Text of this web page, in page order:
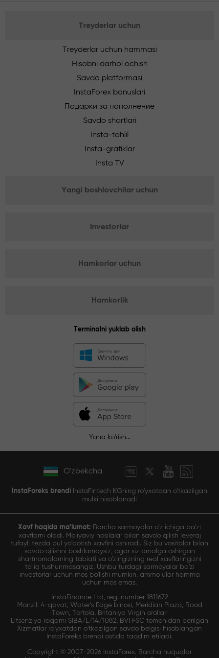
Treyderlar uchun
Treyderlar uchun hammasi
Hisobni darhol ochish
Savdo platformasi
InstaForex bonuslari
Подарки за пополнение
Savdo shartlari
Insta-tahlil
Insta-grafiklar
Insta TV
Yangi boshlovchilar uchun
Investorlar
Hamkorlar uchun
Hamkorlik
Terminalni yuklab olish
Yana ko'rish...
O'zbekcha
InstaForeks brendi InstaFintech KGning ro'yxatdan o'tkazilgan
mulki hisoblanadi
Xavf haqida ma'lumot: Barcha sarmoyalar o'z ichiga ba'zi
xavflarni oladi. Moliyaviy hosilalar bilan savdo qilish leveraj
tufayli tezda pul yo'qotish xavfini oshiradi. Siz bu vositalar bilan
savdo qilishni boshlamaysiz, agar siz amalga oshirgan
shartnomalarning tabiati va o'zingizning real xavflaringizni
to'liq tushunmasangiz. Ushbu turdagi sarmoyalar ba'zi
investorlar uchun mos bo'lishi mumkin, ammo ular hamma
uchun mos emas.
InstaFinance Ltd, reg. number 1811672
Manzil: 4-qavat, Water's Edge binosi, Meridian Plaza, Road
Town, Tortola, Britaniya Virgin orollari
Litsenziya raqami SIBA/L/14/1082, BVI FSC tomonidan berilgan
Xizmatlar ro'yxatdan o'tkazilgan savdo belgisi hisoblangan
InstaForeks brendi ostida taqdim etiladi.
Copyright © 2007-2026 InstaForex. Barcha huquqlar